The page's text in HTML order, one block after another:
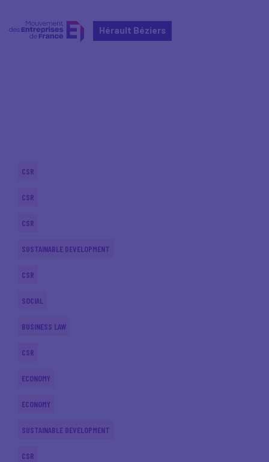
Hérault Béziers
CSR
CSR
CSR
SUSTAINABLE DEVELOPMENT
CSR
SOCIAL
BUSINESS LAW
CSR
ECONOMY
ECONOMY
SUSTAINABLE DEVELOPMENT
CSR